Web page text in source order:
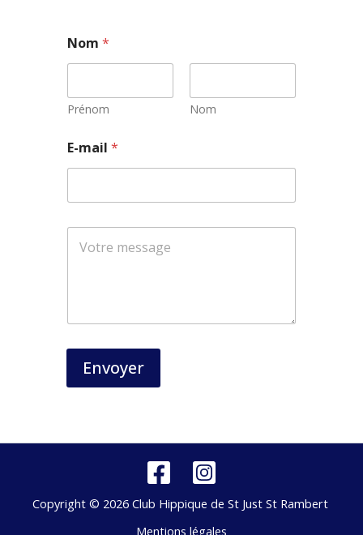
Nom*
Prénom Nom
N
o
N
m
E-mail*
Envoyer
Copyright © 2026 Club Hippique de St Just St Rambert
Mentions légales